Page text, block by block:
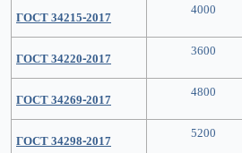
ГОСТ 34215-2017 4000
ГОСТ 34220-2017 3600
ГОСТ 34269-2017 4800
ГОСТ 34298-2017 5200